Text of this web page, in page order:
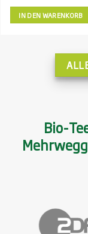
IN DEN WARENKORB
Bio-